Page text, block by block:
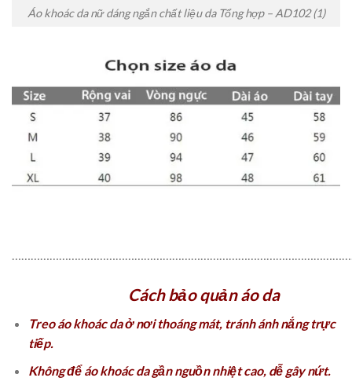
Áo khoác da nữ dáng ngắn chất liệu da Tổng hợp – AD102 (1)
Cách bảo quản áo da
Treo áo khoác da ở nơi thoáng mát, tránh ánh nắng trực
tiếp.
Không để áo khoác da gần nguồn nhiệt cao, dễ gây nứt.